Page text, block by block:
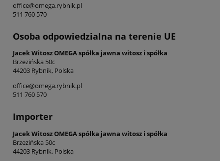
office@omega.rybnik.pl
511 760 570
Osoba odpowiedzialna na terenie UE
Jacek Witosz OMEGA spółka jawna witosz i spółka
Brzezińska 50c
44203 Rybnik, Polska
office@omega.rybnik.pl
511 760 570
Importer
Jacek Witosz OMEGA spółka jawna witosz i spółka
Brzezińska 50c
44203 Rybnik, Polska